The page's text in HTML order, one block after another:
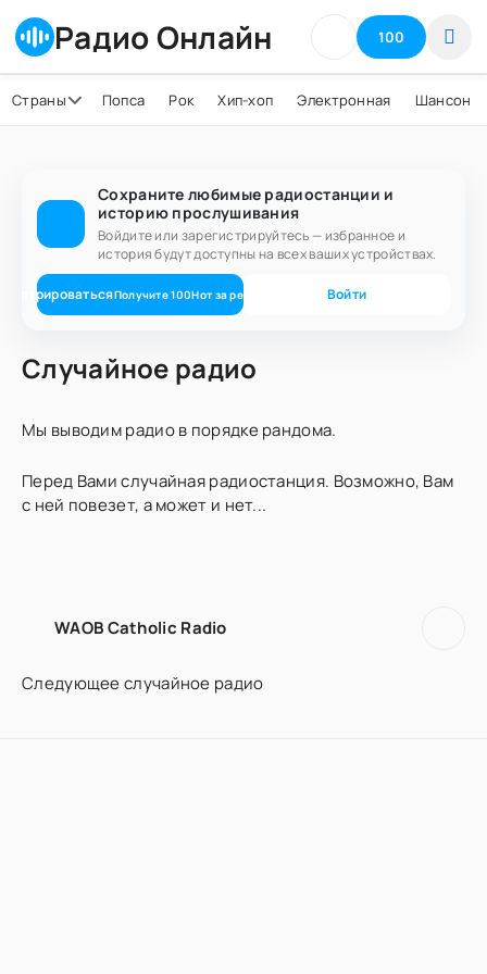
Радио Онлайн 100
Страны Попса Рок Хип-хоп Электронная Шансон
Сохраните любимые радиостанции и
историю прослушивания
Войдите или зарегистрируйтесь — избранное и
история будут доступны на всех ваших устройствах.
Получите100Нот за регистрацию Войти
Случайное радио
Мы выводим радио в порядке рандома.
Перед Вами случайная радиостанция. Возможно, Вам
с ней повезет, а может и нет...
WAOB Catholic Radio
Следующее случайное радио